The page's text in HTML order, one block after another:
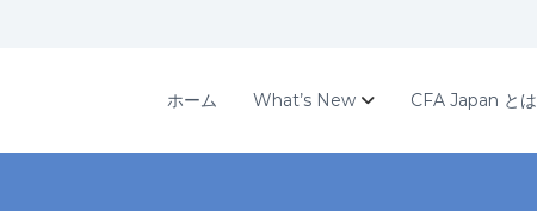
ホーム What’s New CFA Japan とは